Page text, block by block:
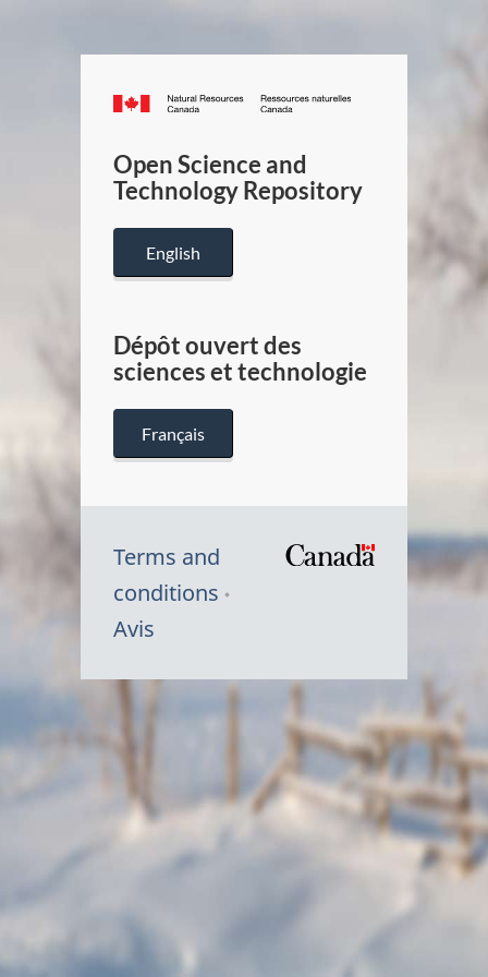
Canada.ca
/
Canada
Open Science and
Technology Repository
English
Dépôt ouvert des
sciences et technologie
Français
Terms and
conditions
Avis
Symbole
Canada